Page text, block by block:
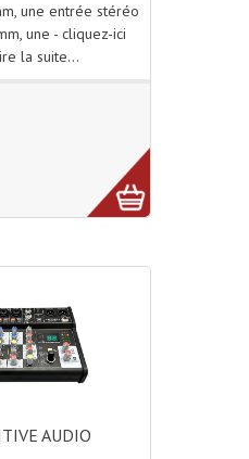
une entrée stéréo
une - cliquez-ici
la suite...
AUDIO